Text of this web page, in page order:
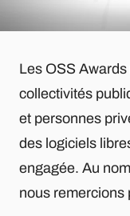
Les OSS
collectivités
et personnes
des logiciels
engagée. Au
nous remercions